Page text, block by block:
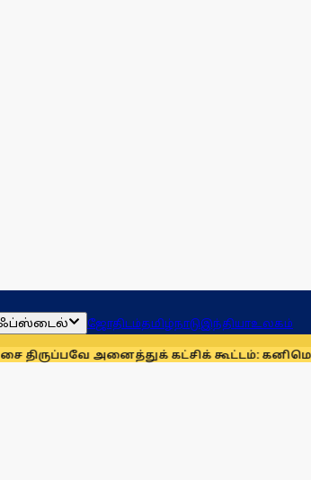
ஜோதிடம்தமிழ்நாடுஇந்தியாஉலகம்
அனைத்துக் கட்சிக் கூட்டம்: கனிமொழி